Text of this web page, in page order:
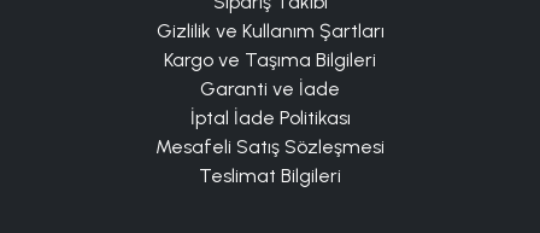
Gizlilik ve Kullanım Şartları
Kargo ve Taşıma Bilgileri
Garanti ve İade
İptal İade Politikası
Mesafeli Satış Sözleşmesi
Teslimat Bilgileri